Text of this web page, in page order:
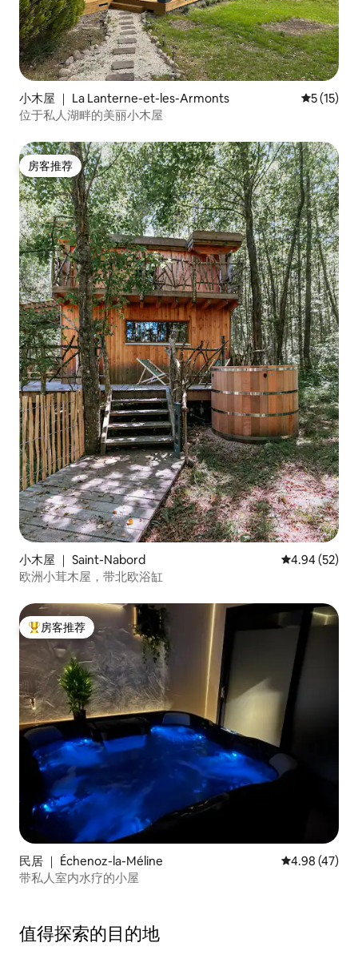
小木屋 ｜ La Lanterne-et-les-Armonts 平均评分
5 (15)
位于私人湖畔的美丽小木屋
房客推荐
房客推荐
小木屋 ｜ Saint-Nabord 平均评分
4.94 (52)
欧洲小茸木屋，带北欧浴缸
热门「房客推荐」
房客推荐
民居 ｜ Échenoz-la-Méline 平均评分
4.98 (47)
带私人室内水疗的小屋
值得探索的目的地